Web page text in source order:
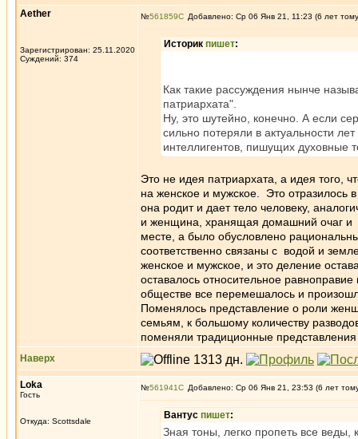
Aether
Зарегистрирован: 25.11.2020
Суждений: 374
№561859 Добавлено: Ср 06 Янв 21, 11:23 (6 лет
Историк пишет:
Как такие рассуждения нынче
патриархата".
Ну, это шутейно, конечно. А если
сильно потеряли в актуальности
интеллигентов, пишущих духовные
Это не идея патриархата, а идея того,
на женское и мужское. Это отразилось
она родит и дает тело человеку,
и женщина, хранящая домашний очаг и
месте, а было обусловлено
соответственно связаны с водой и
женское и мужское, и это деление
оставалось относительное
обществе все перемешалось и
Поменялось представление о роли
семьям, к большому количеству
поменяли традиционные
Наверх
Loka
Гость
Откуда: Scottsdale
№561941 Добавлено: Ср 06 Янв 21, 23:53 (6 лет
Вантус пишет:
Зная тоны, легко пропеть все